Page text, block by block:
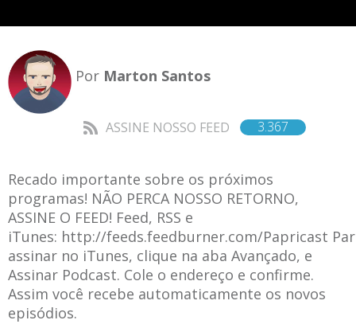
Por Marton Santos
ASSINE NOSSO FEED 3.367
Recado importante sobre os próximos
programas! NÃO PERCA NOSSO RETORNO,
ASSINE O FEED! Feed, RSS e
iTunes: http://feeds.feedburner.com/Papricast
assinar no iTunes, clique na aba Avançado, e
Assinar Podcast. Cole o endereço e confirme.
Assim você recebe automaticamente os novos
episódios.